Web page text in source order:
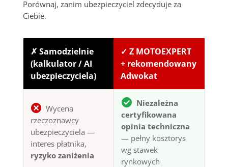
Porównaj, zanim ubezpieczyciel zdecyduje za
Ciebie.
✗ Samodzielnie
(kalkulator / AI
ubezpieczyciela)
✓ Z MOTOEXPERT
+ rekomendowany
Adwokat
Wycena
rzeczoznawcy
ubezpieczyciela —
interes płatnika,
ryzyko zaniżenia
Niezależna
certyfikowana
opinia techniczna
— pełny kosztorys
wg stawek
rynkowych